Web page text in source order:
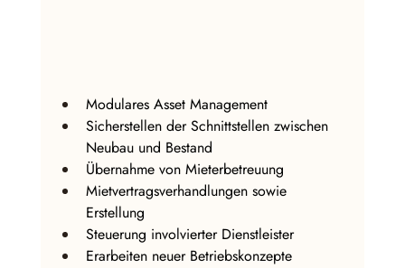
Modulares Asset Management
Sicherstellen der Schnittstellen zwischen
Neubau und Bestand
Übernahme von Mieterbetreuung
Mietvertragsverhandlungen sowie
Erstellung
Steuerung involvierter Dienstleister
Erarbeiten neuer Betriebskonzepte